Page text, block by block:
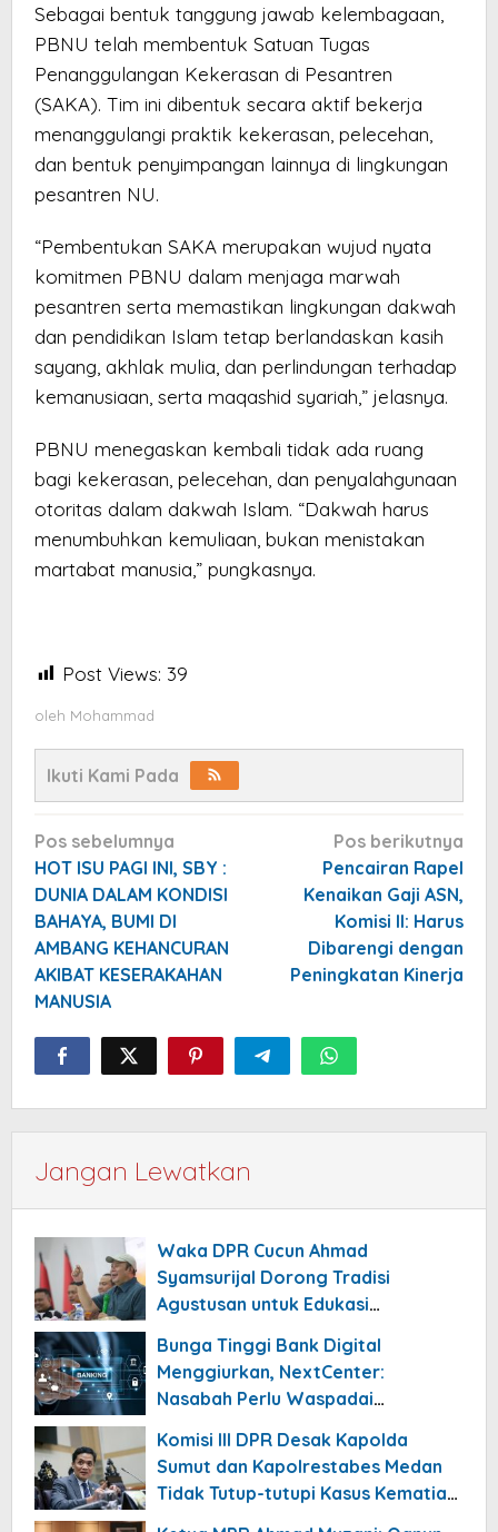
Sebagai bentuk tanggung jawab kelembagaan,
PBNU telah membentuk Satuan Tugas
Penanggulangan Kekerasan di Pesantren
(SAKA). Tim ini dibentuk secara aktif bekerja
menanggulangi praktik kekerasan, pelecehan,
dan bentuk penyimpangan lainnya di lingkungan
pesantren NU.
“Pembentukan SAKA merupakan wujud nyata
komitmen PBNU dalam menjaga marwah
pesantren serta memastikan lingkungan dakwah
dan pendidikan Islam tetap berlandaskan kasih
sayang, akhlak mulia, dan perlindungan terhadap
kemanusiaan, serta maqashid syariah,” jelasnya.
PBNU menegaskan kembali tidak ada ruang
bagi kekerasan, pelecehan, dan penyalahgunaan
otoritas dalam dakwah Islam. “Dakwah harus
menumbuhkan kemuliaan, bukan menistakan
martabat manusia,” pungkasnya.
Post Views: 39
oleh Mohammad
Ikuti Kami Pada
Navigasi
pos
Pos sebelumnya
HOT ISU PAGI INI, SBY :
DUNIA DALAM KONDISI
BAHAYA, BUMI DI
AMBANG KEHANCURAN
AKIBAT KESERAKAHAN
MANUSIA
Pos berikutnya
Pencairan Rapel
Kenaikan Gaji ASN,
Komisi II: Harus
Dibarengi dengan
Peningkatan Kinerja
Jangan Lewatkan
Waka DPR Cucun Ahmad
Syamsurijal Dorong Tradisi
Agustusan untuk Edukasi
Bunga Tinggi Bank Digital
Menggiurkan, NextCenter:
Nasabah Perlu Waspadai
Komisi III DPR Desak Kapolda
Sumut dan Kapolrestabes Medan
Tidak Tutup-tutupi Kasus Kematian